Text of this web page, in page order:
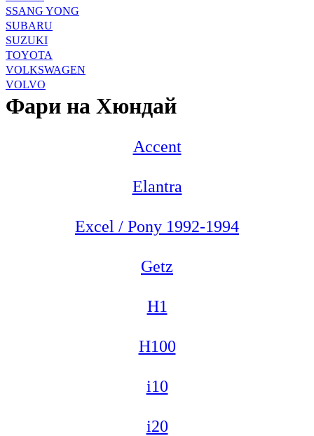
SSANG YONG
SUBARU
SUZUKI
TOYOTA
VOLKSWAGEN
VOLVO
Фари на Хюндай
Accent
Elantra
Excel / Pony 1992-1994
Getz
H1
H100
i10
i20